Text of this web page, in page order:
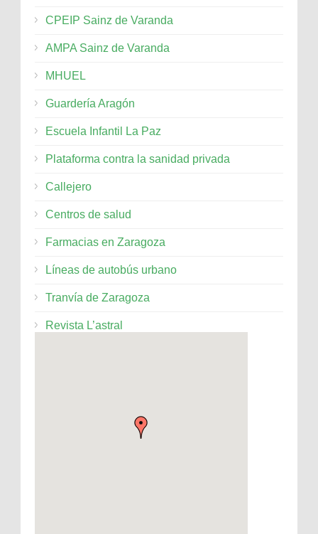
CPEIP Sainz de Varanda
AMPA Sainz de Varanda
MHUEL
Guardería Aragón
Escuela Infantil La Paz
Plataforma contra la sanidad privada
Callejero
Centros de salud
Farmacias en Zaragoza
Líneas de autobús urbano
Tranvía de Zaragoza
Revista L’astral